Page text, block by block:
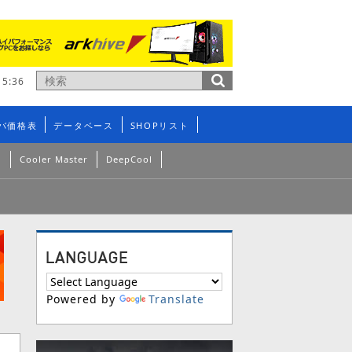
価格表 データベース SHOPリスト
Cooler Master DeepCool
Powered by Translate